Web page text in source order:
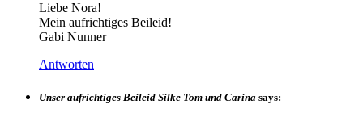
Liebe Nora!
Mein aufrichtiges Beileid!
Gabi Nunner
Antworten
Unser aufrichtiges Beileid Silke Tom und Carina says: